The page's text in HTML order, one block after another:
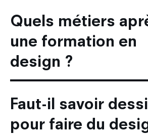
Quels métiers
une formation en
design ?
Faut-il savoir
pour faire du